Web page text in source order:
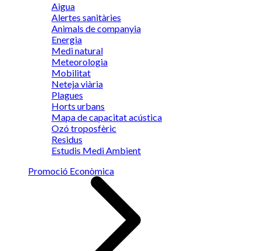
Aigua
Alertes sanitàries
Animals de companyia
Energia
Medi natural
Meteorologia
Mobilitat
Neteja viària
Plagues
Horts urbans
Mapa de capacitat acústica
Ozó troposfèric
Residus
Estudis Medi Ambient
Promoció Econòmica